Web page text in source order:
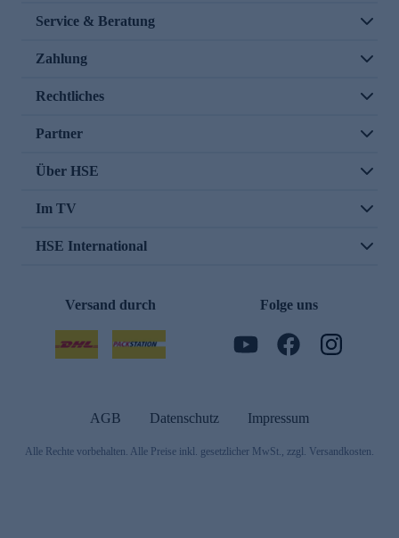
Service & Beratung
Zahlung
Rechtliches
Partner
Über HSE
Im TV
HSE International
Versand durch Folge uns
AGB Datenschutz Impressum
Alle Rechte vorbehalten. Alle Preise inkl. gesetzlicher MwSt., zzgl. Versandkosten.